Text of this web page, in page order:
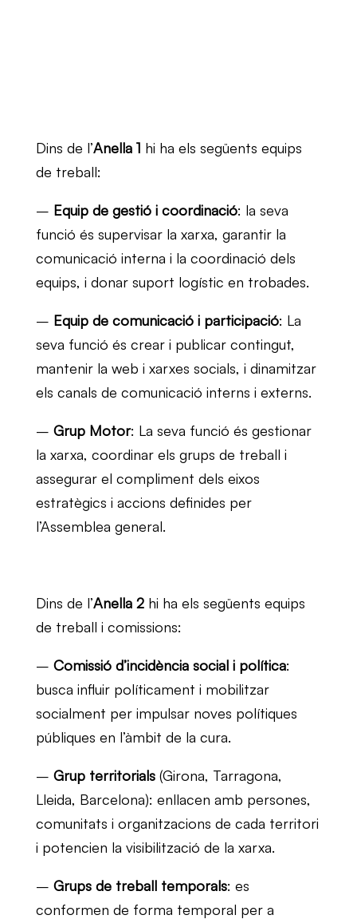
Dins de l’Anella 1 hi ha els següents equips
de treball:
– Equip de gestió i coordinació: la seva
funció és supervisar la xarxa, garantir la
comunicació interna i la coordinació dels
equips, i donar suport logístic en trobades.
– Equip de comunicació i participació: La
seva funció és crear i publicar contingut,
mantenir la web i xarxes socials, i dinamitzar
els canals de comunicació interns i externs.
– Grup Motor: La seva funció és gestionar
la xarxa, coordinar els grups de treball i
assegurar el compliment dels eixos
estratègics i accions definides per
l’Assemblea general.
Dins de l’Anella 2 hi ha els següents equips
de treball i comissions:
– Comissió d’incidència social i política:
busca influir políticament i mobilitzar
socialment per impulsar noves polítiques
públiques en l’àmbit de la cura.
– Grup territorials(Girona, Tarragona,
Lleida, Barcelona): enllacen amb persones,
comunitats i organitzacions de cada territori
i potencien la visibilització de la xarxa.
– Grups de treball temporals: es
conformen de forma temporal per a